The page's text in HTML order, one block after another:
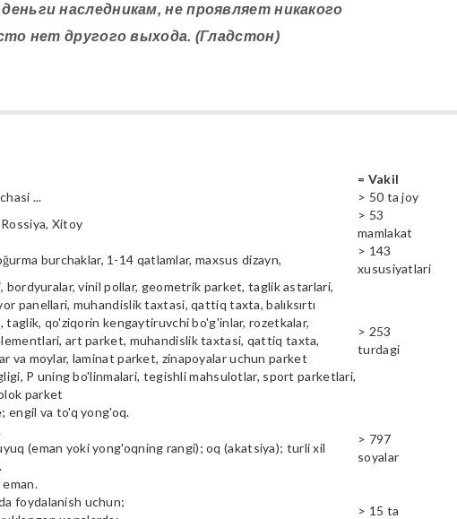
наследникам, не проявляет никакого
нет другого выхода. (Гладстон)
= Vakil
...
> 50 ta joy
Xitoy
> 53
mamlakat
burchaklar, 1-14 qatlamlar, maxsus dizayn,
> 143
xususiyatlari
vinil pollar, geometrik parket, taglik astarlari,
panellari, muhandislik taxtasi, qattiq taxta, balıksırtı
qo'ziqorin kengaytiruvchi bo'g'inlar, rozetkalar,
art parket, muhandislik taxtasi, qattiq taxta,
va moylar, laminat parket, zinapoyalar uchun parket
P uning bo'linmalari, tegishli mahsulotlar, sport parketlari,
parket
> 253
turdagi
engil va to'q yong'oq.
(eman yoki yong'oqning rangi); oq (akatsiya); turli xil
> 797
soyalar
foydalanish uchun;
> 15 ta